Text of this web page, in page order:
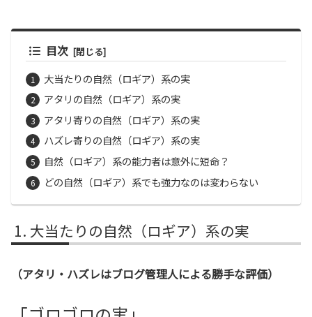
目次
大当たりの自然（ロギア）系の実
アタリの自然（ロギア）系の実
アタリ寄りの自然（ロギア）系の実
ハズレ寄りの自然（ロギア）系の実
自然（ロギア）系の能力者は意外に短命？
どの自然（ロギア）系でも強力なのは変わらない
大当たりの自然（ロギア）系の実
（アタリ・ハズレはブログ管理人による勝手な評価）